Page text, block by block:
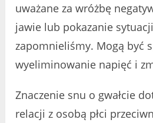
uważane za wróżbę
jawie lub pokazanie
zapomnieliśmy. Mogą być
wyeliminowanie napięć i
Znaczenie snu o gwałcie
relacji z osobą płci